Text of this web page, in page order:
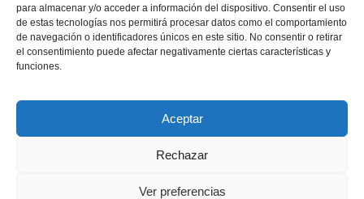
para almacenar y/o acceder a información del dispositivo. Consentir el uso
de estas tecnologías nos permitirá procesar datos como el comportamiento
de navegación o identificadores únicos en este sitio. No consentir o retirar
el consentimiento puede afectar negativamente ciertas características y
funciones.
Aceptar
Rechazar
Ver preferencias